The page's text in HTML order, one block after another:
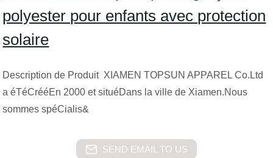
polyester pour enfants avec protection
solaire
Description de Produit XIAMEN TOPSUN APPAREL Co.Ltd
a éTéCrééEn 2000 et situéDans la ville de Xiamen.Nous
sommes spéCialis&
SEND EMAIL TO US